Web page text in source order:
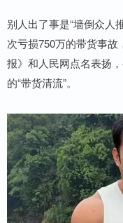
别人出了事是“墙倒众人
次亏损750万的带货事
报》和人民网点名表扬
的“带货清流”。